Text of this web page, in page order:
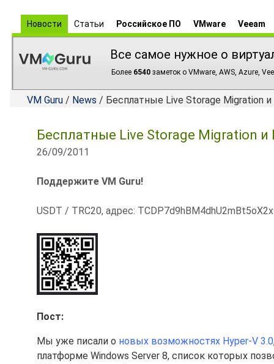
Новости Статьи Российское ПО VMware Veeam
Все самое нужное о
Более 6540 заметок о VMware, AWS, Azure,
VM Guru / News / Бесплатные Live Storage Migration и
Бесплатные Live Storage Migration и
26/09/2011
Поддержите VM Guru!
USDT / TRC20, адрес:
Пост:
Мы уже писали о новых возможностях Hyper-V 3.0
платформе Windows Server 8, список которых